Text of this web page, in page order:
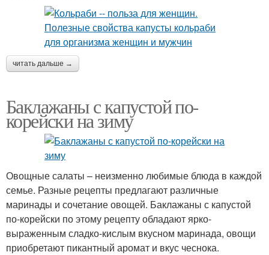
читать дальше →
Баклажаны с капустой по-
корейски на зиму
Овощные салаты – неизменно любимые блюда в каждой
семье. Разные рецепты предлагают различные
маринады и сочетание овощей. Баклажаны с капустой
по-корейски по этому рецепту обладают ярко-
выраженным сладко-кислым вкусном маринада, овощи
приобретают пикантный аромат и вкус чеснока.